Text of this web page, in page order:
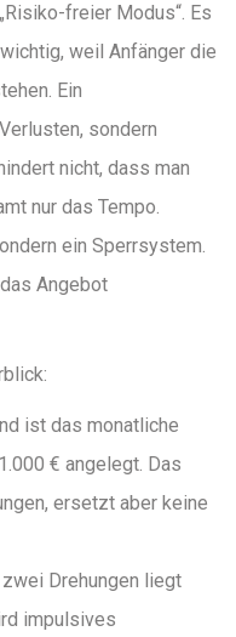
freier Modus“. Es
weil Anfänger die
Ein
sondern
nicht, dass man
nur das Tempo.
ein Sperrsystem.
Angebot
ist das monatliche
€ angelegt. Das
ersetzt aber keine
Drehungen liegt
impulsives